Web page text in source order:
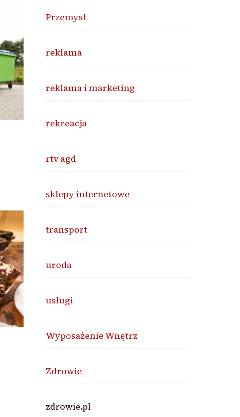
Przemysł
reklama
reklama i marketing
rekreacja
rtv agd
sklepy internetowe
transport
uroda
usługi
Wyposażenie Wnętrz
Zdrowie
zdrowie.pl